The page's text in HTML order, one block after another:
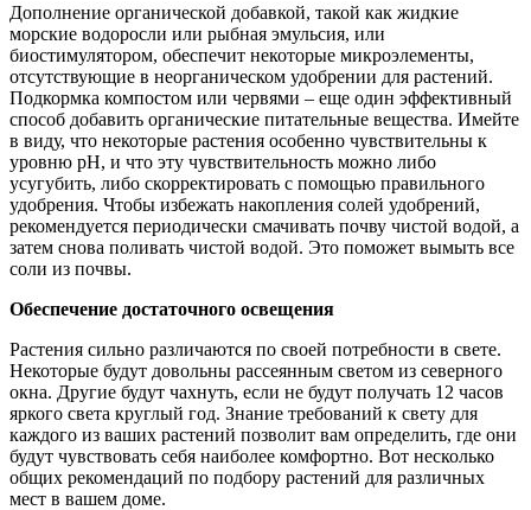
Дополнение органической добавкой, такой как жидкие
морские водоросли или рыбная эмульсия, или
биостимулятором, обеспечит некоторые микроэлементы,
отсутствующие в неорганическом удобрении для растений.
Подкормка компостом или червями – еще один эффективный
способ добавить органические питательные вещества. Имейте
в виду, что некоторые растения особенно чувствительны к
уровню pH, и что эту чувствительность можно либо
усугубить, либо скорректировать с помощью правильного
удобрения. Чтобы избежать накопления солей удобрений,
рекомендуется периодически смачивать почву чистой водой, а
затем снова поливать чистой водой. Это поможет вымыть все
соли из почвы.
Обеспечение достаточного освещения
Растения сильно различаются по своей потребности в свете.
Некоторые будут довольны рассеянным светом из северного
окна. Другие будут чахнуть, если не будут получать 12 часов
яркого света круглый год. Знание требований к свету для
каждого из ваших растений позволит вам определить, где они
будут чувствовать себя наиболее комфортно. Вот несколько
общих рекомендаций по подбору растений для различных
мест в вашем доме.